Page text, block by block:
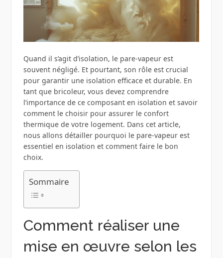
Quand il s’agit d’isolation, le pare-vapeur est
souvent négligé. Et pourtant, son rôle est crucial
pour garantir une isolation efficace et durable. En
tant que bricoleur, vous devez comprendre
l’importance de ce composant en isolation et savoir
comment le choisir pour assurer le confort
thermique de votre logement. Dans cet article,
nous allons détailler pourquoi le pare-vapeur est
essentiel en isolation et comment faire le bon
choix.
Sommaire
Comment réaliser une
mise en œuvre selon les